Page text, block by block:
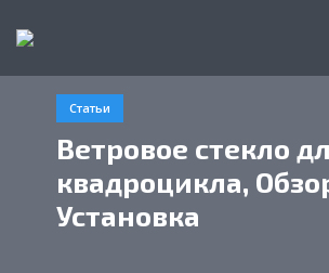
Статьи
Ветровое стекло
квадроцикла,
Установка